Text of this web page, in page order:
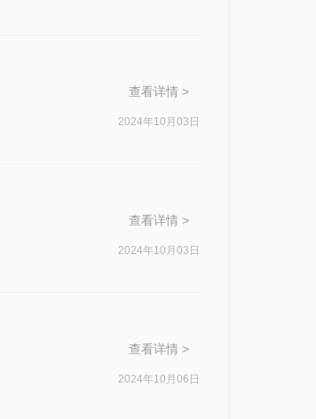
查看详情 >
2024年10月03日
查看详情 >
2024年10月03日
查看详情 >
2024年10月06日